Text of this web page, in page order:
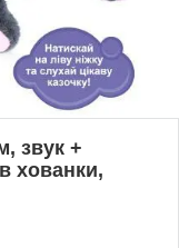
звук +
хованки,